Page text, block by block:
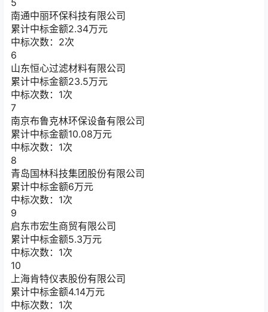
5
南通中丽环保科技有限公司
累计中标金额2.34万元
中标次数：2次
6
山东恒心过滤材料有限公司
累计中标金额23.5万元
中标次数：1次
7
南京布鲁克林环保设备有限公司
累计中标金额10.08万元
中标次数：1次
8
青岛国林科技集团股份有限公司
累计中标金额6万元
中标次数：1次
9
启东市宏生商贸有限公司
累计中标金额5.3万元
中标次数：1次
10
上海肯特仪表股份有限公司
累计中标金额4.14万元
中标次数：1次